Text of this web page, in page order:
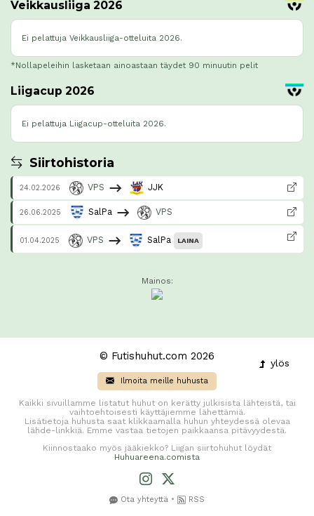
Veikkausliiga 2026
Ei pelattuja Veikkausliiga-otteluita 2026.
*Nollapeleihin lasketaan ainoastaan täydet 90 minuutin pelit
Liigacup 2026
Ei pelattuja Liigacup-otteluita 2026.
Siirtohistoria
24.02.2026 VPS JJK
26.06.2025 SalPa VPS
01.04.2025 VPS SalPa LAINA
Mainos:
ylös
© Futishuhut.com 2026
Ilmoita meille huhusta
Kaikki sivuillamme listatut huhut on kerätty julkisista lähteistä, tai
vaihtoehtoisesti käyttäjiemme lähettämiä.
Lisätietoja huhusta saat klikkaamalla huhun yhteydessä olevaa
lähde-linkkiä. Emme vastaa tietojen paikkaansa pitävyydestä.
Kiinnostaako myös jääkiekko? Liigan siirtohuhut löydät
Huhuareena.comista
Ota yhteyttä • RSS